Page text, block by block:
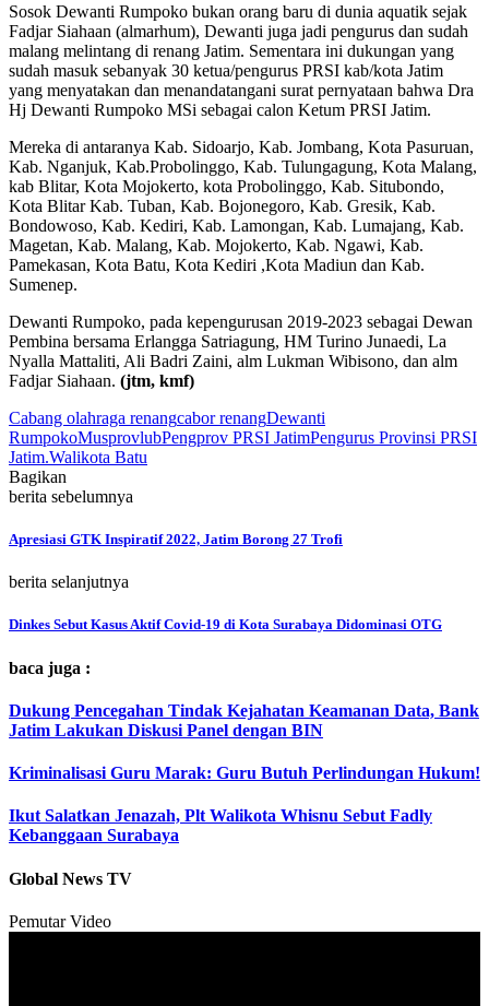
Sosok Dewanti Rumpoko bukan orang baru di dunia aquatik sejak
Fadjar Siahaan (almarhum), Dewanti juga jadi pengurus dan sudah
malang melintang di renang Jatim. Sementara ini dukungan yang
sudah masuk sebanyak 30 ketua/pengurus PRSI kab/kota Jatim
yang menyatakan dan menandatangani surat pernyataan bahwa Dra
Hj Dewanti Rumpoko MSi sebagai calon Ketum PRSI Jatim.
Mereka di antaranya Kab. Sidoarjo, Kab. Jombang, Kota Pasuruan,
Kab. Nganjuk, Kab.Probolinggo, Kab. Tulungagung, Kota Malang,
kab Blitar, Kota Mojokerto, kota Probolinggo, Kab. Situbondo,
Kota Blitar Kab. Tuban, Kab. Bojonegoro, Kab. Gresik, Kab.
Bondowoso, Kab. Kediri, Kab. Lamongan, Kab. Lumajang, Kab.
Magetan, Kab. Malang, Kab. Mojokerto, Kab. Ngawi, Kab.
Pamekasan, Kota Batu, Kota Kediri ,Kota Madiun dan Kab.
Sumenep.
Dewanti Rumpoko, pada kepengurusan 2019-2023 sebagai Dewan
Pembina bersama Erlangga Satriagung, HM Turino Junaedi, La
Nyalla Mattaliti, Ali Badri Zaini, alm Lukman Wibisono, dan alm
Fadjar Siahaan. (jtm, kmf)
Cabang olahraga renangcabor renangDewanti
RumpokoMusprovlubPengprov PRSI JatimPengurus Provinsi PRSI
Jatim.Walikota Batu
Bagikan
berita sebelumnya
Apresiasi GTK Inspiratif 2022, Jatim Borong 27 Trofi
berita selanjutnya
Dinkes Sebut Kasus Aktif Covid-19 di Kota Surabaya Didominasi OTG
baca juga :
Dukung Pencegahan Tindak Kejahatan Keamanan Data, Bank
Jatim Lakukan Diskusi Panel dengan BIN
Kriminalisasi Guru Marak: Guru Butuh Perlindungan Hukum!
Ikut Salatkan Jenazah, Plt Walikota Whisnu Sebut Fadly
Kebanggaan Surabaya
Global News TV
Pemutar Video